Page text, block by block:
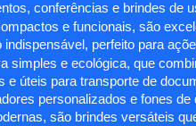
conferências e brindes de
e funcionais, são
indispensável, perfeito para
simples e ecológica, que
e úteis para transporte de
personalizados e fones
são brindes versáteis